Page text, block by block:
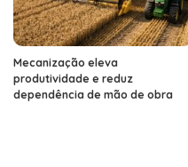
Mecanização eleva
produtividade e reduz
dependência de mão de obra